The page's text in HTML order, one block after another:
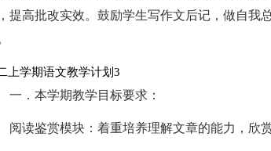
提高批改实效。鼓励学生写作文后记，做自我
上学期语文教学计划3
一．本学期教学目标要求：
阅读鉴赏模块：着重培养理解文章的能力，欣